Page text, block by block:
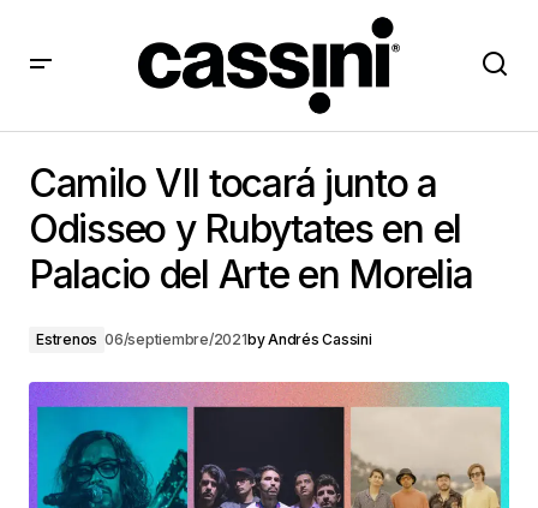
Palacio del Arte en Morelia
Camilo VII tocará junto a
Odisseo y Rubytates en el
Palacio del Arte en Morelia
Estrenos 06/septiembre/2021byAndrés Cassini